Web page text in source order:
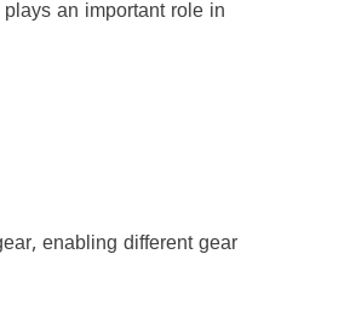
an important role in
enabling different gear